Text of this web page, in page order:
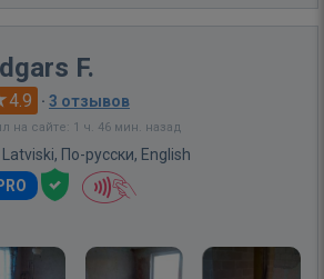
F.
4.9 · 3 отзывов
на сайте: 1 ч. 46 мин. назад
Latviski, По-русски, English